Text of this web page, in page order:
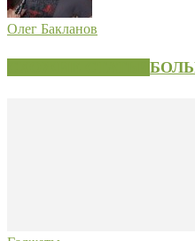
Олег Бакланов